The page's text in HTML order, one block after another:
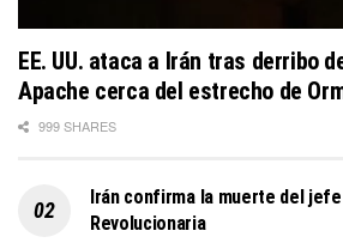
EE. UU. ataca a Irán tras derribo
Apache cerca del estrecho de
999 SHARES
Irán confirma la muerte del jefe
Revolucionaria